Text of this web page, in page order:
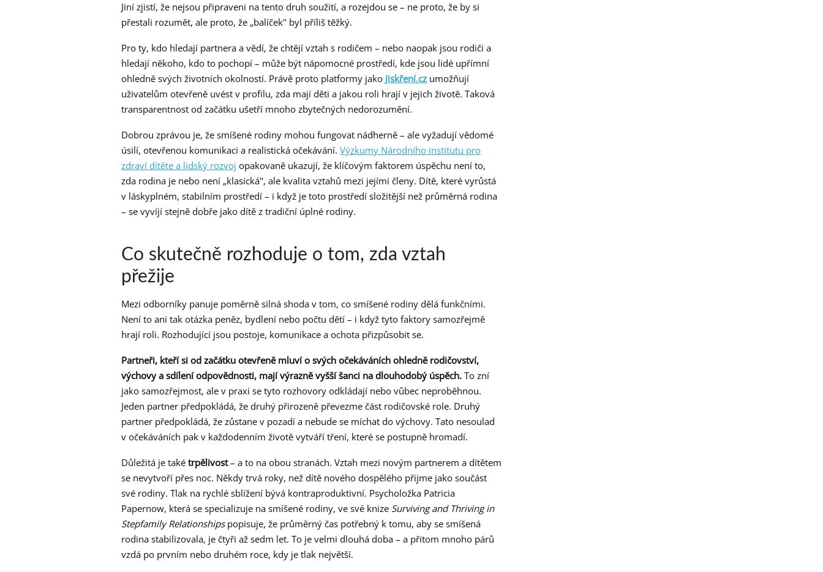
Jiní zjistí, že nejsou připraveni na tento druh soužití, a rozejdou se – ne proto, že by si
přestali rozumět, ale proto, že „balíček" byl příliš těžký.
Pro ty, kdo hledají partnera a vědí, že chtějí vztah s rodičem – nebo naopak jsou rodiči a
hledají někoho, kdo to pochopí – může být nápomocné prostředí, kde jsou lidé upřímní
ohledně svých životních okolností. Právě proto platformy jako Jiskření.cz umožňují
uživatelům otevřeně uvést v profilu, zda mají děti a jakou roli hrají v jejich životě. Taková
transparentnost od začátku ušetří mnoho zbytečných nedorozumění.
Dobrou zprávou je, že smíšené rodiny mohou fungovat nádherně – ale vyžadují vědomé
úsilí, otevřenou komunikaci a realistická očekávání. Výzkumy Národního institutu pro
zdraví dítěte a lidský rozvoj opakovaně ukazují, že klíčovým faktorem úspěchu není to,
zda rodina je nebo není „klasická", ale kvalita vztahů mezi jejími členy. Dítě, které vyrůstá
v láskyplném, stabilním prostředí – i když je toto prostředí složitější než průměrná rodina
– se vyvíjí stejně dobře jako dítě z tradiční úplné rodiny.
Co skutečně rozhoduje o tom, zda vztah
přežije
Mezi odborníky panuje poměrně silná shoda v tom, co smíšené rodiny dělá funkčními.
Není to ani tak otázka peněz, bydlení nebo počtu dětí – i když tyto faktory samozřejmě
hrají roli. Rozhodující jsou postoje, komunikace a ochota přizpůsobit se.
Partneři, kteří si od začátku otevřeně mluví o svých očekáváních ohledně rodičovství,
výchovy a sdílení odpovědnosti, mají výrazně vyšší šanci na dlouhodobý úspěch. To zní
jako samozřejmost, ale v praxi se tyto rozhovory odkládají nebo vůbec neproběhnou.
Jeden partner předpokládá, že druhý přirozeně převezme část rodičovské role. Druhý
partner předpokládá, že zůstane v pozadí a nebude se míchat do výchovy. Tato nesoulad
v očekáváních pak v každodenním životě vytváří tření, které se postupně hromadí.
Důležitá je také trpělivost– a to na obou stranách. Vztah mezi novým partnerem a dítětem
se nevytvoří přes noc. Někdy trvá roky, než dítě nového dospělého přijme jako součást
své rodiny. Tlak na rychlé sblížení bývá kontraproduktivní. Psycholožka Patricia
Papernow, která se specializuje na smíšené rodiny, ve své knize Surviving and Thriving in
Stepfamily Relationshipspopisuje, že průměrný čas potřebný k tomu, aby se smíšená
rodina stabilizovala, je čtyři až sedm let. To je velmi dlouhá doba – a přitom mnoho párů
vzdá po prvním nebo druhém roce, kdy je tlak největší.